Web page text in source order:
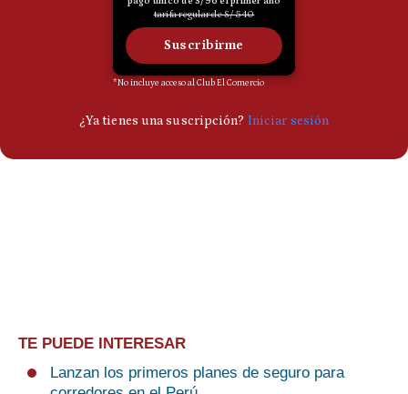
TE PUEDE INTERESAR
Lanzan los primeros planes de seguro para